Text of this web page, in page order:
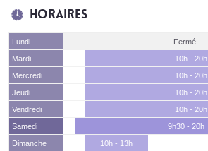
Horaires
Lundi
Fermé
Mardi
10h - 20h
Mercredi
10h - 20h
Jeudi
10h - 20h
Vendredi
10h - 20h
Samedi
9h30 - 20h
Dimanche
10h - 13h